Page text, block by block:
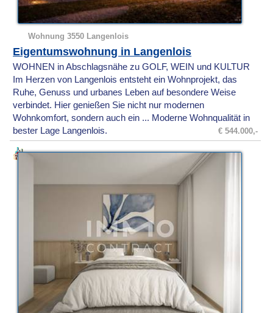
Wohnung 3550 Langenlois
Eigentumswohnung in Langenlois
WOHNEN in Abschlagsnähe zu GOLF, WEIN und KULTUR
Im Herzen von Langenlois entsteht ein Wohnprojekt, das
Ruhe, Genuss und urbanes Leben auf besondere Weise
verbindet. Hier genießen Sie nicht nur modernen
Wohnkomfort, sondern auch ein ... Moderne Wohnqualität in
bester Lage Langenlois.
€ 544.000,-